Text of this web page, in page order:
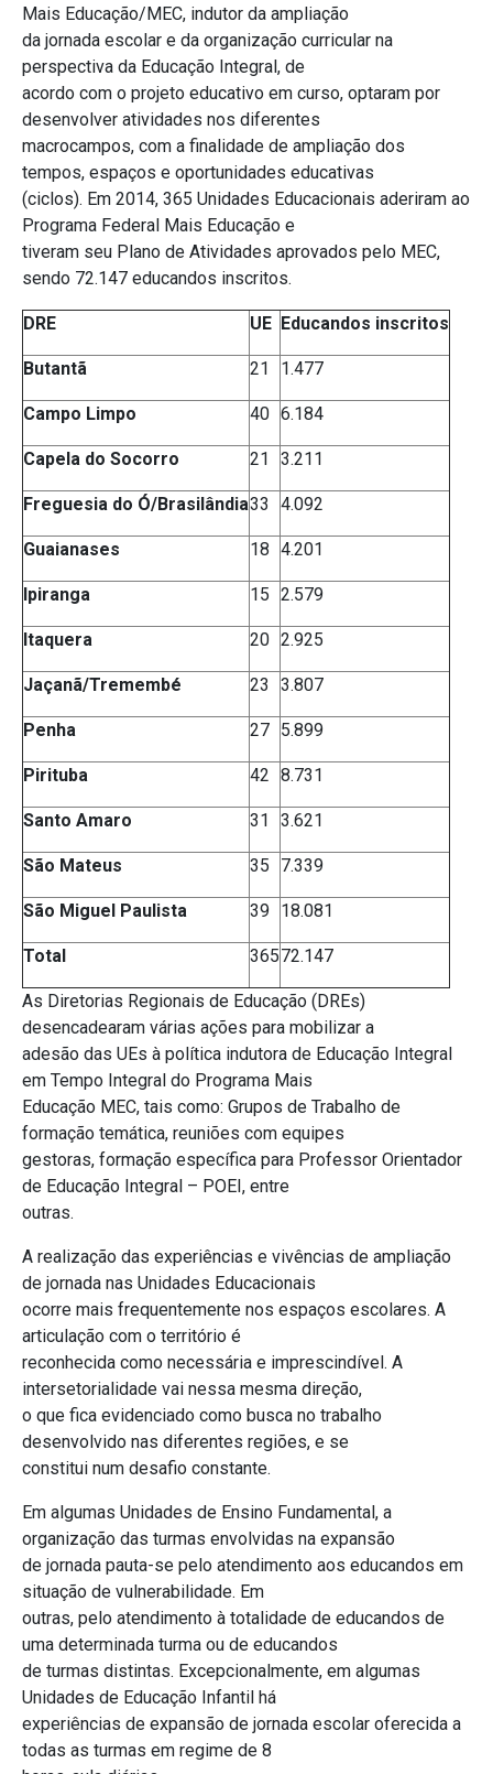
Mais Educação/MEC, indutor da ampliação
da jornada escolar e da organização curricular na
perspectiva da Educação Integral, de
acordo com o projeto educativo em curso, optaram por
desenvolver atividades nos diferentes
macrocampos, com a finalidade de ampliação dos
tempos, espaços e oportunidades educativas
(ciclos). Em 2014, 365 Unidades Educacionais aderiram ao
Programa Federal Mais Educação e
tiveram seu Plano de Atividades aprovados pelo MEC,
sendo 72.147 educandos inscritos.
DRE UE Educandos inscritos
Butantã 21 1.477
Campo Limpo 40 6.184
Capela do Socorro 21 3.211
Freguesia do Ó/Brasilândia33 4.092
Guaianases 18 4.201
Ipiranga 15 2.579
Itaquera 20 2.925
Jaçanã/Tremembé 23 3.807
Penha 27 5.899
Pirituba 42 8.731
Santo Amaro 31 3.621
São Mateus 35 7.339
São Miguel Paulista 39 18.081
Total 36572.147
As Diretorias Regionais de Educação (DREs)
desencadearam várias ações para mobilizar a
adesão das UEs à política indutora de Educação Integral
em Tempo Integral do Programa Mais
Educação MEC, tais como: Grupos de Trabalho de
formação temática, reuniões com equipes
gestoras, formação específica para Professor Orientador
de Educação Integral – POEI, entre
outras.
A realização das experiências e vivências de ampliação
de jornada nas Unidades Educacionais
ocorre mais frequentemente nos espaços escolares. A
articulação com o território é
reconhecida como necessária e imprescindível. A
intersetorialidade vai nessa mesma direção,
o que fica evidenciado como busca no trabalho
desenvolvido nas diferentes regiões, e se
constitui num desafio constante.
Em algumas Unidades de Ensino Fundamental, a
organização das turmas envolvidas na expansão
de jornada pauta-se pelo atendimento aos educandos em
situação de vulnerabilidade. Em
outras, pelo atendimento à totalidade de educandos de
uma determinada turma ou de educandos
de turmas distintas. Excepcionalmente, em algumas
Unidades de Educação Infantil há
experiências de expansão de jornada escolar oferecida a
todas as turmas em regime de 8